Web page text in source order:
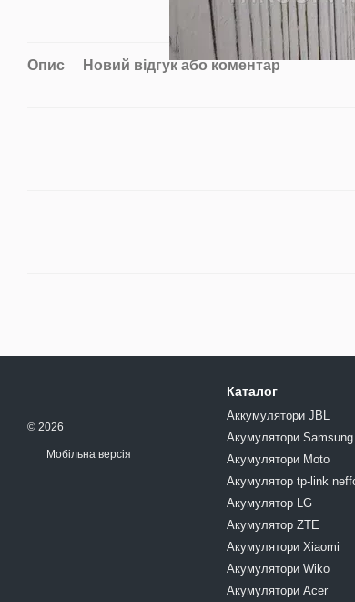
Опис Новий відгук або коментар
© 2026
Мобільна версія
Каталог
Аккумулятори JBL
Акумулятори Samsung
Акумулятори Moto
Акумулятор tp-link
Акумулятор LG
Акумулятор ZTE
Акумулятори Xiaomi
Акумулятори Wiko
Акумулятори Acer